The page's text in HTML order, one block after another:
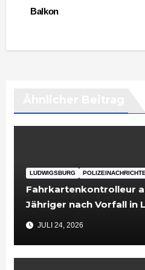
Balkon
LUDWIGSBURG
Fahrkartenkontrolleur
Jähriger nach Vorfall in
Untersuchungshaft
JULI 24, 2026